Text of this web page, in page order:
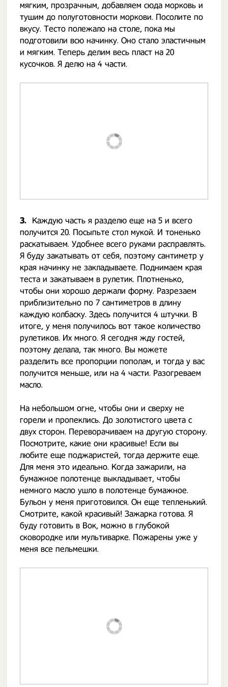
мягким, прозрачным, добавляем сюда морковь и
тушим до полуготовности моркови. Посолите по
вкусу. Тесто полежало на столе, пока мы
подготовили всю начинку. Оно стало эластичным
и мягким. Теперь делим весь пласт на 20
кусочков. Я делю на 4 части.
3.
Каждую часть я разделю еще на 5 и всего
получится 20. Посыпьте стол мукой. И тоненько
раскатываем. Удобнее всего руками расправлять.
Я буду закатывать от себя, поэтому сантиметр у
края начинку не закладываете. Поднимаем края
теста и закатываем в рулетик. Плотненько,
чтобы они хорошо держали форму. Разрезаем
приблизительно по 7 сантиметров в длину
каждую колбаску. Здесь получится 4 штучки. В
итоге, у меня получилось вот такое количество
рулетиков. Их много. Я сегодня жду гостей,
поэтому делала, так много. Вы можете
разделить все пропорции пополам, и тогда у вас
получится меньше, или на 4 части. Разогреваем
масло.
На небольшом огне, чтобы они и сверху не
горели и пропеклись. До золотистого цвета с
двух сторон. Переворачиваем на другую сторону.
Посмотрите, какие они красивые! Если вы
любите еще поджаристей, тогда держите еще.
Для меня это идеально. Когда зажарили, на
бумажное полотенце выкладывает, чтобы
немного масло ушло в полотенце бумажное.
Бульон у меня приготовился. Он еще тепленький.
Смотрите, какой красивый! Зажарка готова. Я
буду готовить в Вок, можно в глубокой
сковородке или мультиварке. Пожарены уже у
меня все пельмешки.